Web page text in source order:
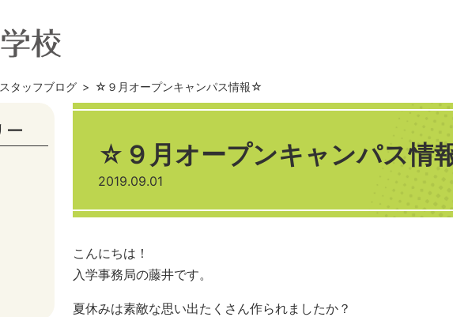
スタッフブログ > ☆９月オープンキャンパス情報☆
☆９月オープンキャンパス情
2019.09.01
こんにちは！
入学事務局の藤井です。
夏休みは素敵な思い出たくさん作られましたか？